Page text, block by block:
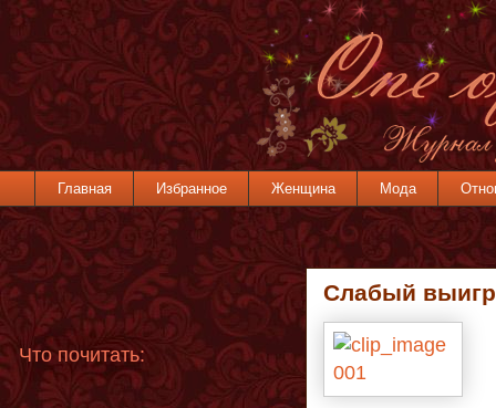
Главная Избранное Женщина Мода
Слабый
Что почитать: